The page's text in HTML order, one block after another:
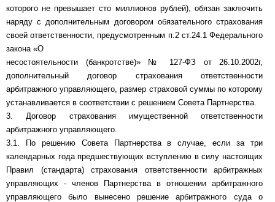
которого не превышает сто миллионов рублей), обязан заключить
наряду с дополнительным договором обязательного страхования
своей ответственности, предусмотренным п.2 ст.24.1 Федерального
закона «О
несостоятельности (банкротстве)» № 127-ФЗ от 26.10.2002г,
дополнительный договор страхования ответственности
арбитражного управляющего, размер страховой суммы по которому
устанавливается в соответствии с решением Совета Партнерства.
3. Договор страхования имущественной ответственности
арбитражного управляющего.
3.1. По решению Совета Партнерства в случае, если за три
календарных года предшествующих вступлению в силу настоящих
Правил (стандарта) страхования ответственности арбитражных
управляющих - членов Партнерства в отношении арбитражного
управляющего было вынесено решение арбитражного суда о